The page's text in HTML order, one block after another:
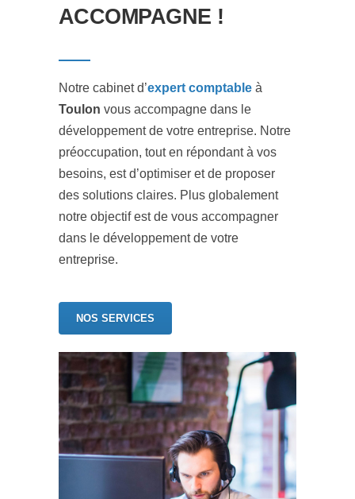
ACCOMPAGNE !
Notre cabinet d’expert comptable à
Toulon vous accompagne dans le
développement de votre entreprise. Notre
préoccupation, tout en répondant à vos
besoins, est d’optimiser et de proposer
des solutions claires. Plus globalement
notre objectif est de vous accompagner
dans le développement de votre
entreprise.
NOS SERVICES